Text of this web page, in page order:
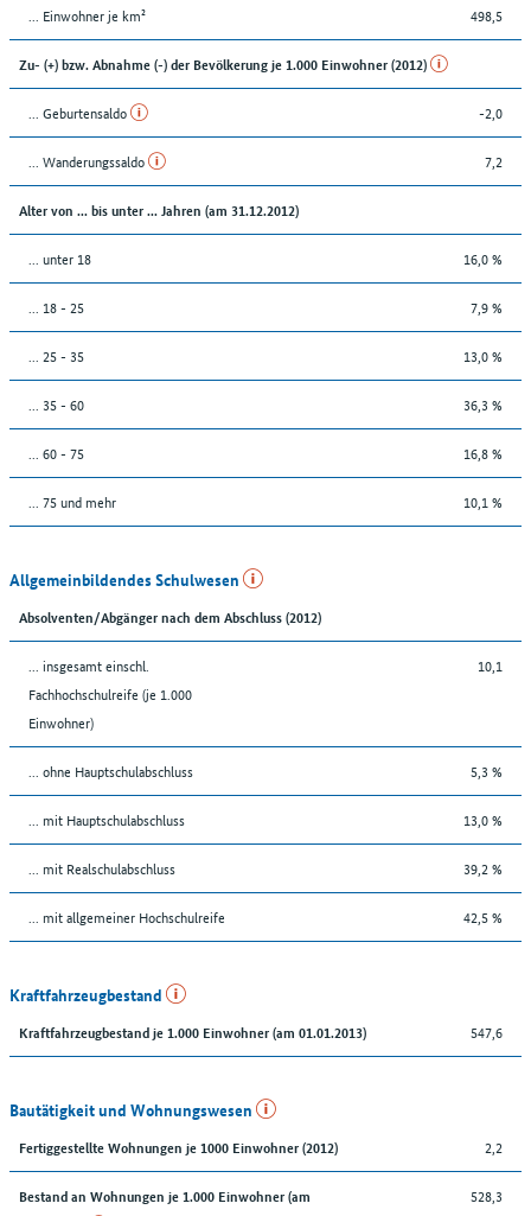
... Einwohner je km² 498,5
Zu- (+) bzw. Abnahme (-) der Bevölkerung je 1.000 Einwohner (2012)
... Geburtensaldo -2,0
... Wanderungssaldo 7,2
Alter von ... bis unter ... Jahren (am 31.12.2012)
... unter 18 16,0 %
... 18 - 25 7,9 %
... 25 - 35 13,0 %
... 35 - 60 36,3 %
... 60 - 75 16,8 %
... 75 und mehr 10,1 %
Allgemeinbildendes Schulwesen
Absolventen/Abgänger nach dem Abschluss (2012)
... insgesamt einschl.
Fachhochschulreife (je 1.000
Einwohner)
10,1
... ohne Hauptschulabschluss 5,3 %
... mit Hauptschulabschluss 13,0 %
... mit Realschulabschluss 39,2 %
... mit allgemeiner Hochschulreife 42,5 %
Kraftfahrzeugbestand
Kraftfahrzeugbestand je 1.000 Einwohner (am 01.01.2013) 547,6
Bautätigkeit und Wohnungswesen
Fertiggestellte Wohnungen je 1000 Einwohner (2012) 2,2
Bestand an Wohnungen je 1.000 Einwohner (am
528,3